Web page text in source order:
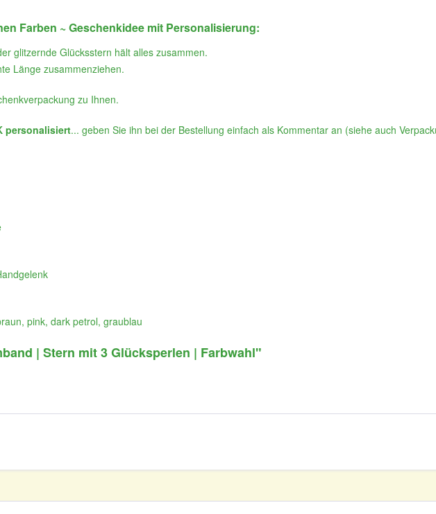
Farben ~ Geschenkidee mit Personalisierung:
glitzernde Glücksstern hält alles zusammen.
Länge zusammenziehen.
zu Ihnen.
personalisiert... geben Sie ihn bei der Bestellung einfach als Kommentar an (siehe auch
pink, dark petrol, graublau
| Stern mit 3 Glücksperlen | Farbwahl"